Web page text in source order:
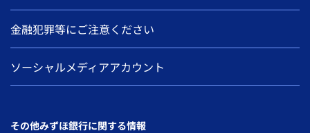
金融犯罪等にご注意ください
ソーシャルメディアアカウント
その他みずほ銀行に関する情報